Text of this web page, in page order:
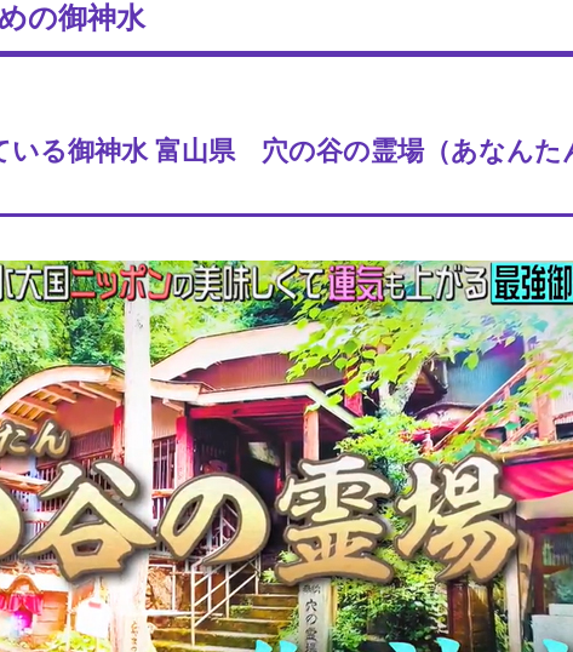
の御神水
いる御神水 富山県 穴の谷の霊場（あなんた